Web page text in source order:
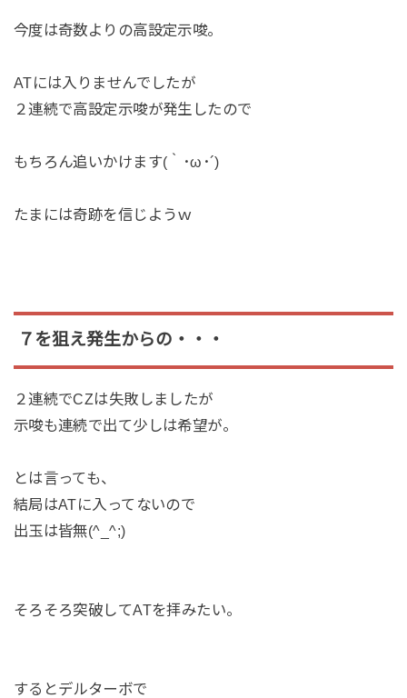
今度は奇数よりの高設定示唆。
ATには入りませんでしたが
２連続で高設定示唆が発生したので
もちろん追いかけます(｀･ω･´)
たまには奇跡を信じようｗ
７を狙え発生からの・・・
２連続でCZは失敗しましたが
示唆も連続で出て少しは希望が。
とは言っても、
結局はATに入ってないので
出玉は皆無(^_^;)
そろそろ突破してATを拝みたい。
するとデルターボで